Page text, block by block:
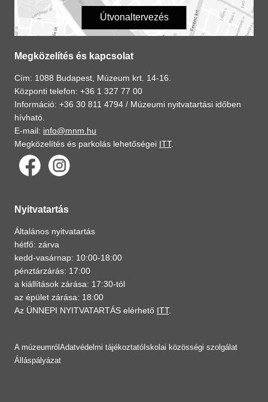
Útvonaltervezés
Megközelítés és kapcsolat
Cím: 1088 Budapest, Múzeum krt. 14-16.
Központi telefon: +36 1 327 77 00
Információ: +36 30 811 4794 / Múzeumi nyitvatartási időben
hívható.
E-mail: info@mnm.hu
Megközelítés és parkolás lehetőségei ITT.
Nyitvatartás
Általános nyitvatartás
hétfő: zárva
kedd-vasárnap: 10:00-18:00
pénztárzárás: 17:00
a kiállítások zárása: 17:30-tól
az épület zárása: 18:00
Az ÜNNEPI NYITVATARTÁS elérhető ITT.
A múzeumrólAdatvédelmi tájékoztatóIskolai közösségi szolgálat
Álláspályázat